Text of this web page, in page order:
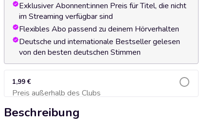
Exklusiver Abonnent:innen Preis für Titel, die nicht
im Streaming verfügbar sind
Flexibles Abo passend zu deinem Hörverhalten
Deutsche und internationale Bestseller gelesen
von den besten deutschen Stimmen
1,99 €
Preis außerhalb des ClubsZum Warenkorb hinzufügen
Beschreibung